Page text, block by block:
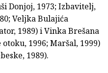
Donjoj, 1973; Izbavitelj,
Veljka Bulajića
1989) i Vinka Brešana
1996; Maršal, 1999)
1989).